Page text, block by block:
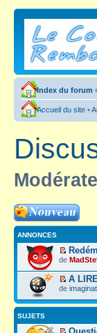
Index du forum ‹
Accueil du site •
Ecrire un nouveau
sujet
ANNONCES
de
A
de
SUJETS